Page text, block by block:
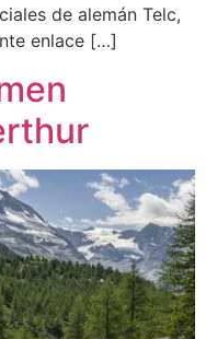
de alemán Telc,
enlace […]